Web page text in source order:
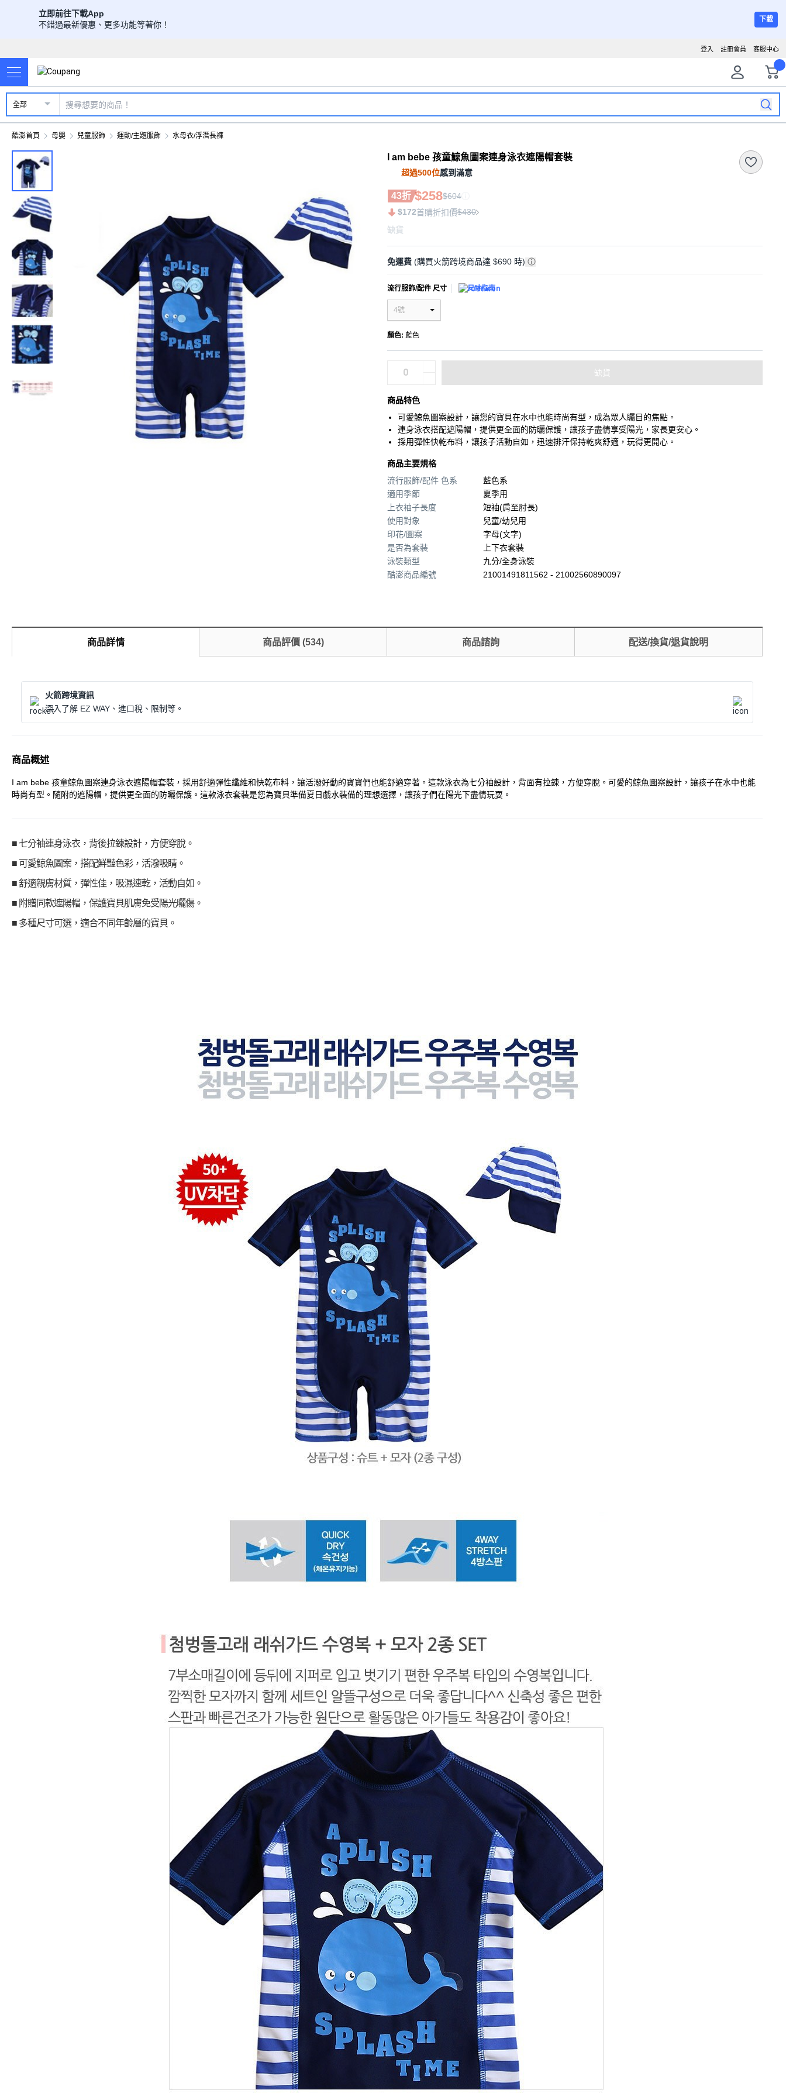
立即前往下載App
不錯過最新優惠、更多功能等著你！
下載
客服中心
註冊會員
登入
全部
酷澎首頁 母嬰 兒童服飾 運動/主題服飾 水母衣/浮潛長褲
I am bebe 孩童鯨魚圖案連身泳衣遮陽帽套裝
超過500位感到滿意
43折 $258$604
$172首購折扣價$430
缺貨
免運費 (購買火箭跨境商品達 $690 時)
流行服飾/配件 尺寸 尺寸指南
4號
顏色: 藍色
缺貨
商品特色
可愛鯨魚圖案設計，讓您的寶貝在水中也能時尚有型，成為眾人矚目的焦點。
連身泳衣搭配遮陽帽，提供更全面的防曬保護，讓孩子盡情享受陽光，家長更安心。
採用彈性快乾布料，讓孩子活動自如，迅速排汗保持乾爽舒適，玩得更開心。
商品主要規格
流行服飾/配件 色系
藍色系
適用季節
夏季用
上衣袖子長度
短袖(肩至肘長)
使用對象
兒童/幼兒用
印花/圖案
字母(文字)
是否為套裝
上下衣套裝
泳裝類型
九分/全身泳裝
酷澎商品編號
21001491811562 - 21002560890097
商品詳情 商品評價(534) 商品諮詢 配送/換貨/退貨說明
火箭跨境資訊
深入了解 EZ WAY、進口稅、限制等。
商品概述
I am bebe 孩童鯨魚圖案連身泳衣遮陽帽套裝，採用舒適彈性纖維和快乾布料，讓活潑好動的寶寶們也能舒適穿著。這款泳衣為七分袖設計，背面有拉鍊，方便穿脫。可愛的鯨魚圖案設計，讓孩子在水中也能
時尚有型。隨附的遮陽帽，提供更全面的防曬保護。這款泳衣套裝是您為寶貝準備夏日戲水裝備的理想選擇，讓孩子們在陽光下盡情玩耍。
■ 七分袖連身泳衣，背後拉鍊設計，方便穿脫。
■ 可愛鯨魚圖案，搭配鮮豔色彩，活潑吸睛。
■ 舒適親膚材質，彈性佳，吸濕速乾，活動自如。
■ 附贈同款遮陽帽，保護寶貝肌膚免受陽光曬傷。
■ 多種尺寸可選，適合不同年齡層的寶貝。